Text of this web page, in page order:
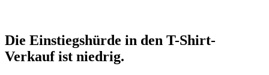
Die Einstiegshürde in den T-Shirt-
Verkauf ist niedrig.